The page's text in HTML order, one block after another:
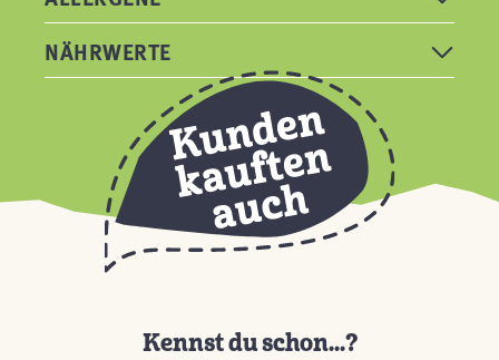
NÄHRWERTE
Kennst du schon...?